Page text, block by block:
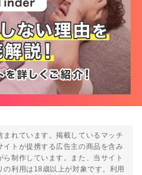
れています。掲載しているマッチ
イトが提携する広告主の商品を含み
制作しています。また、当サイト
利用は18歳以上が対象です。利用